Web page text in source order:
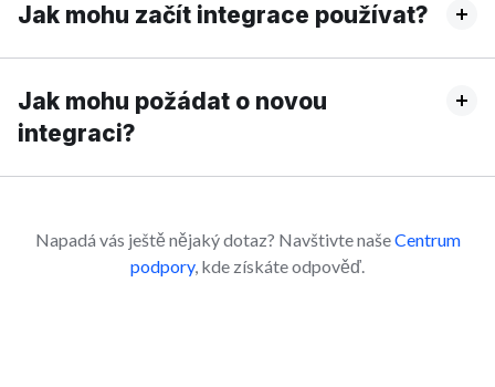
Jak mohu začít integrace používat?
Jak mohu požádat o novou
integraci?
Napadá vás ještě nějaký dotaz? Navštivte našeCentrum
podpory, kde získáte odpověď.